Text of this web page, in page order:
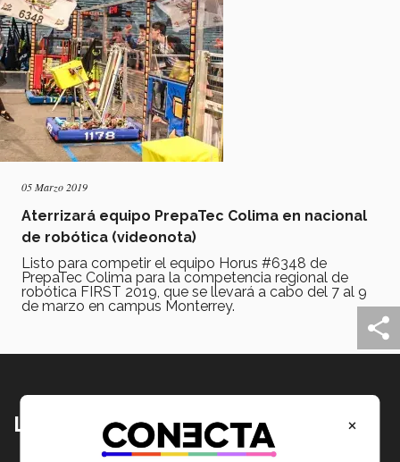
05 Marzo 2019
Aterrizará equipo PrepaTec Colima en nacional
de robótica (videonota)
Listo para competir el equipo Horus #6348 de
PrepaTec Colima para la competencia regional de
robótica FIRST 2019, que se llevará a cabo del 7 al 9
de marzo en campus Monterrey.
Lo más nuevo ×